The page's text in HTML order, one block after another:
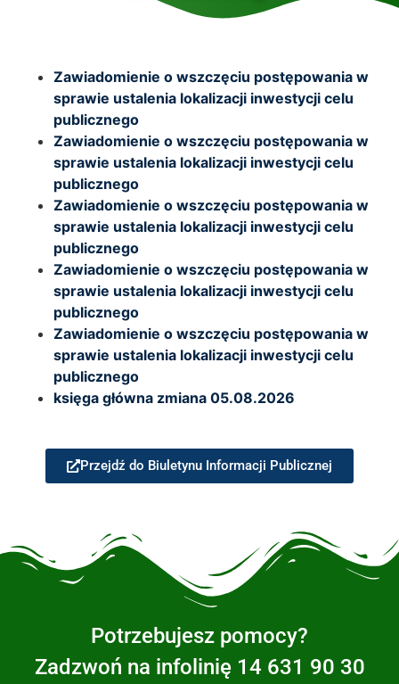
Zawiadomienie o wszczęciu postępowania w
sprawie ustalenia lokalizacji inwestycji celu
publicznego
Zawiadomienie o wszczęciu postępowania w
sprawie ustalenia lokalizacji inwestycji celu
publicznego
Zawiadomienie o wszczęciu postępowania w
sprawie ustalenia lokalizacji inwestycji celu
publicznego
Zawiadomienie o wszczęciu postępowania w
sprawie ustalenia lokalizacji inwestycji celu
publicznego
Zawiadomienie o wszczęciu postępowania w
sprawie ustalenia lokalizacji inwestycji celu
publicznego
księga główna zmiana 05.08.2026
Przejdź do Biuletynu Informacji Publicznej
Potrzebujesz pomocy?
Zadzwoń na infolinię 14 631 90 30